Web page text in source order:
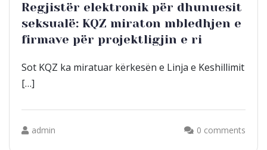
Regjistër elektronik për dhunuesit
seksualë: KQZ miraton mbledhjen e
firmave për projektligjin e ri
Sot KQZ ka miratuar kërkesën e Linja e Keshillimit
[…]
admin 0 comments